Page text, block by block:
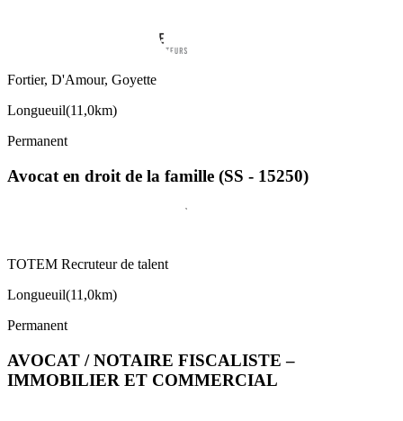
Fortier, D'Amour, Goyette
Longueuil(11,0km)
Permanent
Avocat en droit de la famille (SS - 15250)
TOTEM Recruteur de talent
Longueuil(11,0km)
Permanent
AVOCAT / NOTAIRE FISCALISTE –
IMMOBILIER ET COMMERCIAL